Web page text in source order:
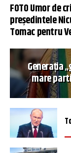
FOTO Umor de
președintele
Tomac pentru
Generația
mare